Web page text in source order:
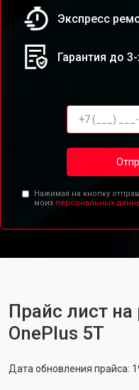
Экспресс
Гарантия до
Нажимая на кнопку
моих персональных
Прайс лист
OnePlus 5T
Дата обновления прайса: